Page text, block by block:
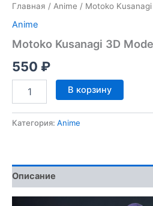
Главная / Anime / Motoko
Anime
Motoko Kusanagi 3D
550 ₽
Количество
товара
Kusanagi
В корзину
Категория: Anime
Описание